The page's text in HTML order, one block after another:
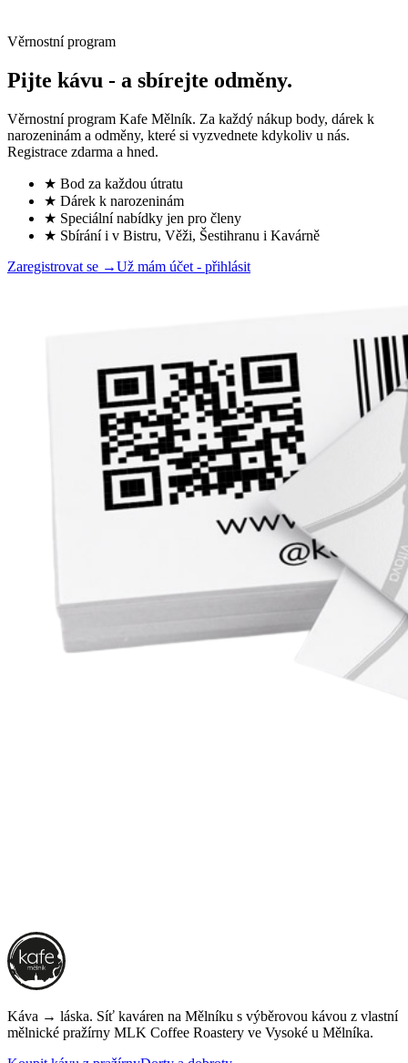
→
Věrnostní program
Pijte kávu - a sbírejte odměny.
Věrnostní program Kafe Mělník. Za každý nákup body, dárek k
narozeninám a odměny, které si vyzvednete kdykoliv u nás.
Registrace zdarma a hned.
★ Bod za každou útratu
★ Dárek k narozeninám
★ Speciální nabídky jen pro členy
★ Sbírání i v Bistru, Věži, Šestihranu i Kavárně
Zaregistrovat se →Už mám účet - přihlásit
Káva → láska. Síť kaváren na Mělníku s výběrovou kávou z vlastní
mělnické pražírny MLK Coffee Roastery ve Vysoké u Mělníka.